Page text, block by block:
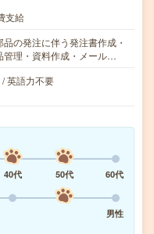
支給
の発注に伴う発注書作成・
管理・資料作成・メール…
英語力不要
40代 50代
60代
男性